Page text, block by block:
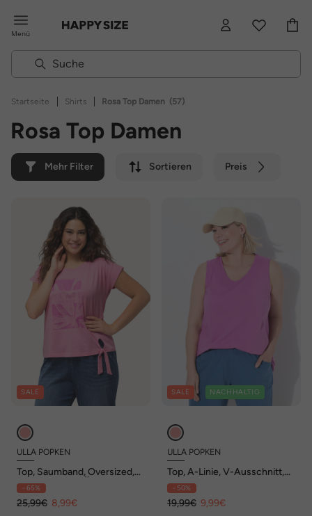
Menü
Startseite | Shirts | Rosa Top Damen (57)
Rosa Top Damen
Mehr Filter Sortieren Preis
SALE
ULLA POPKEN
Top, Saumband, Oversized,
Rundhals, Cup-Ärmel
- 65%
25,99€ 8,99€
SALE NACHHALTIG
ULLA POPKEN
Top, A-Linie, V-Ausschnitt,
ärmellos
- 50%
19,99€ 9,99€